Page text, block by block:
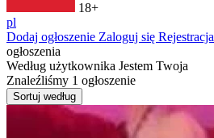
18+
pl
Dodaj ogłoszenie Zaloguj się Rejestracja
ogłoszenia
Według użytkownika Jestem Twoja
Znaleźliśmy 1 ogłoszenie
Sortuj według